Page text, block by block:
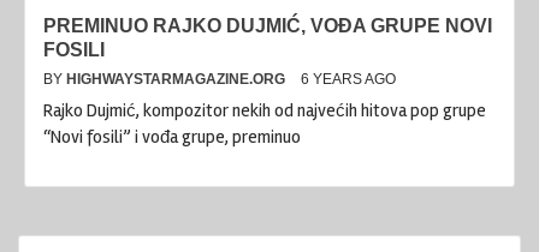
PREMINUO RAJKO DUJMIĆ, VOĐA GRUPE NOVI
FOSILI
BY HIGHWAYSTARMAGAZINE.ORG 6 YEARS AGO
Rajko Dujmić, kompozitor nekih od najvećih hitova pop grupe
“Novi fosili” i vođa grupe, preminuo